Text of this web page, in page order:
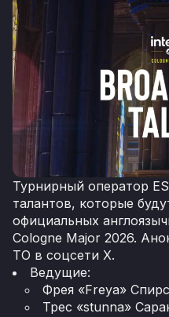
Турнирный оператор
талантов, которые
официальных
Cologne Major 2026.
ТО в соцсети X.
Ведущие:
Фрея «Freya»
Трес «stunna»